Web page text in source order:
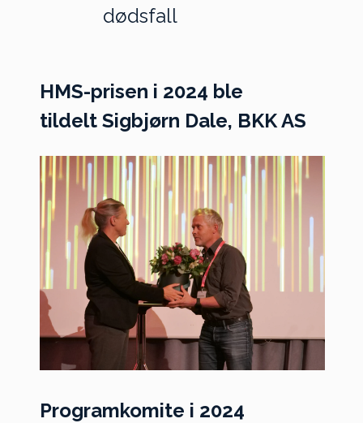
dødsfall
HMS-prisen i 2024 ble
tildelt Sigbjørn Dale, BKK AS
Programkomite i 2024